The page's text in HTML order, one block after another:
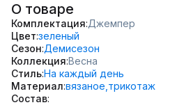
О товаре
Комплектация Джемпер
Цвет зеленый
Сезон Демисезон
Коллекция Весна
СтильНа каждый день
Материал вязаное, трикотаж
Состав